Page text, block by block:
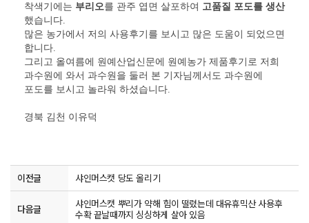
착색기에는 부리오를 관주 엽면 살포하여 고품질 포도를 생산
했습니다.
많은 농가에서 저의 사용후기를 보시고 많은 도움이 되었으면
합니다.
그리고 올여름에 원예산업신문에 원예농가 제품후기로 저희
과수원에 와서 과수원을 둘러 본 기자님께서도 과수원에
포도를 보시고 놀라워 하셨습니다.
경북 김천 이유덕
이전글 샤인머스캣 당도 올리기
다음글
샤인머스캣 뿌리가 약해 힘이 떨렸는데 대유휴믹산 사용후
수확 끝날때까지 싱싱하게 살아 있음